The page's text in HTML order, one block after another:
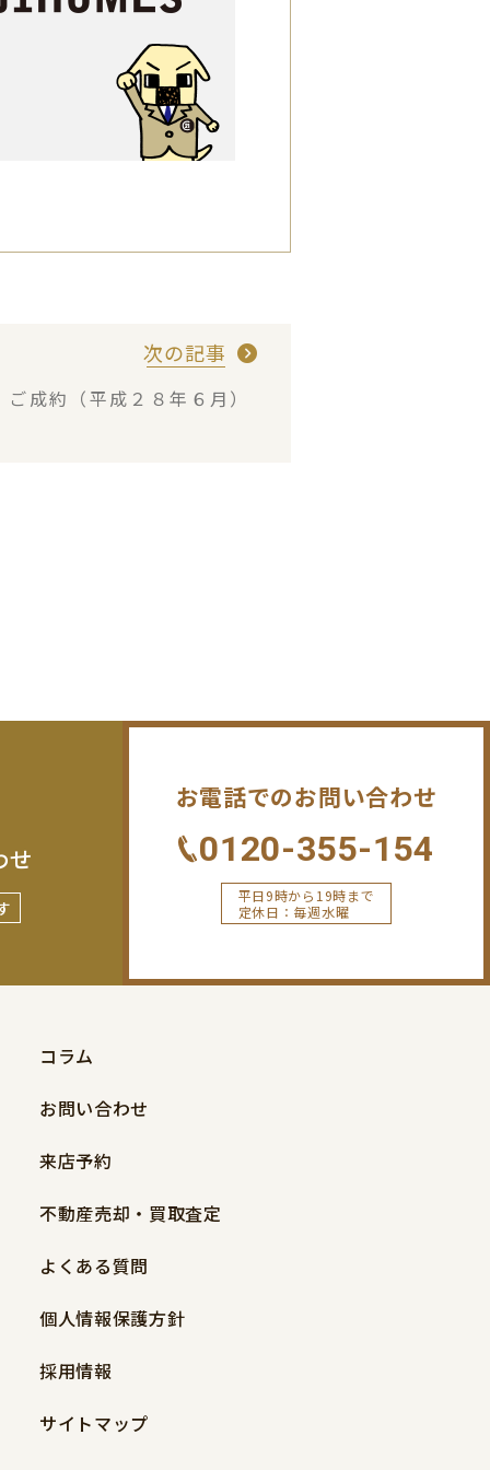
次の記事
ご成約（平成２８年６月）
せ
お電話でのお問い合わせ
0120-355-154
平日9時から19時まで
定休日：毎週水曜
コラム
お問い合わせ
来店予約
不動産売却・買取査定
よくある質問
個人情報保護方針
採用情報
サイトマップ